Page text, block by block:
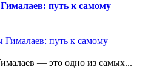
путь к самому
— это одно из самых...